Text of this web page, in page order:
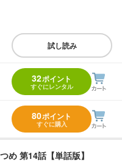
試し読み
32ポイント
すぐにレンタル
80ポイント
すぐに購入
め 第14話【単話版】